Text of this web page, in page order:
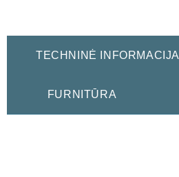
TECHNINĖ INFORMACIJA
FURNITŪRA